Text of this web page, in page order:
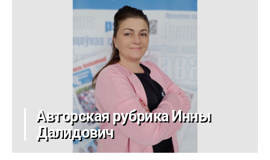
Авторская рубрика Инны
Далидович